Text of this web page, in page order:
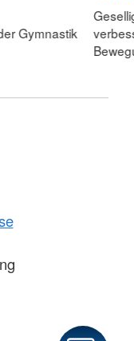
Gymnastik